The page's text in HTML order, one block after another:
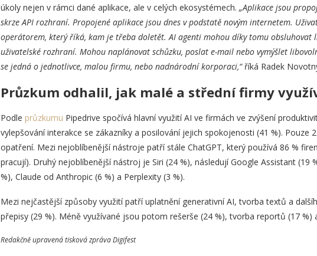
úkoly nejen v rámci dané aplikace, ale v celých ekosystémech. „Aplikace jsou
skrze API rozhraní. Propojené aplikace jsou dnes v podstatě novým internetem.
operátorem, který říká, kam je třeba doletět. AI agenti mohou díky tomu obsluhovat
uživatelské rozhraní. Mohou naplánovat schůzku, poslat e-mail nebo vymýšlet
se jedná o jednotlivce, malou firmu, nebo nadnárodní korporaci,“ říká Radek
Průzkum odhalil, jak malé a střední firmy
Podle průzkumu Pipedrive spočívá hlavní využití AI ve firmách ve zvýšení
vylepšování interakce se zákazníky a posilování jejich spokojenosti (41 %). Pouze
opatření. Mezi nejoblíbenější nástroje patří stále ChatGPT, který používá 86 %
pracují). Druhý nejoblíbenější nástroj je Siri (24 %), následují Google Assistant (19
%), Claude od Anthropic (6 %) a Perplexity (3 %).
Mezi nejčastější způsoby využití patří uplatnění generativní AI, tvorba textů a
přepisy (29 %). Méně využívané jsou potom rešerše (24 %), tvorba reportů (17 %)
Redakčně upravená tisková zpráva Digifest